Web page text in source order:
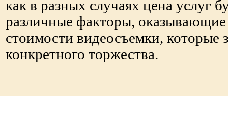
как в разных случаях цена услуг
различные факторы,
стоимости видеосъемки, которые
конкретного торжества.